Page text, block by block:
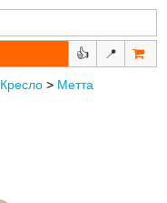
👍 📍
Кресло > Метта